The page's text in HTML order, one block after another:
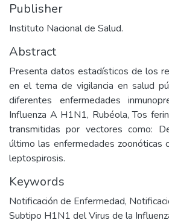
Publisher
Instituto Nacional de Salud.
Abstract
Presenta datos estadísticos de los
en el tema de vigilancia en salud
diferentes enfermedades
Influenza A H1N1, Rubéola, Tos
transmitidas por vectores como:
último las enfermedades zoonóticas
leptospirosis.
Keywords
Notificación de Enfermedad,
Subtipo H1N1 del Virus de la